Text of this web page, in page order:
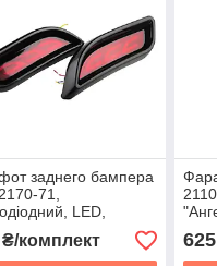
заднего бампера
71,
LED,
(к-т 2 шт.)
комплект 625